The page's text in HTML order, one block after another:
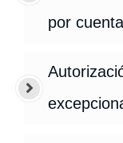
por